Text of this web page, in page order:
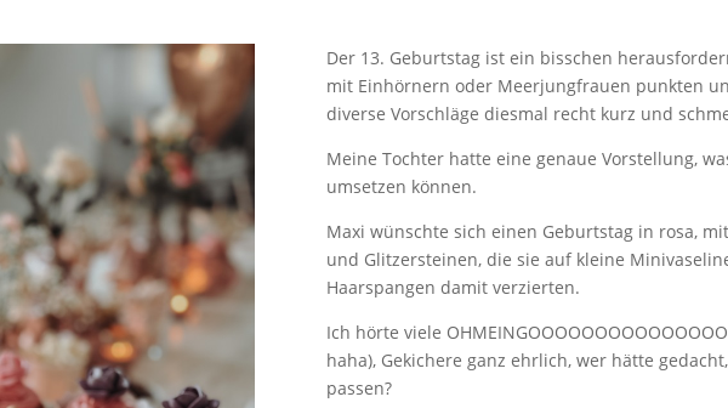
Der 13. Geburtstag ist ein bisschen
mit Einhörnern oder Meerjungfrauen punkten
diverse Vorschläge diesmal recht kurz und
Meine Tochter hatte eine genaue Vorstellung,
umsetzen können.
Maxi wünschte sich einen Geburtstag in rosa,
und Glitzersteinen, die sie auf kleine
Haarspangen damit verzierten.
Ich hörte viele
haha), Gekichere ganz ehrlich, wer hätte
passen?